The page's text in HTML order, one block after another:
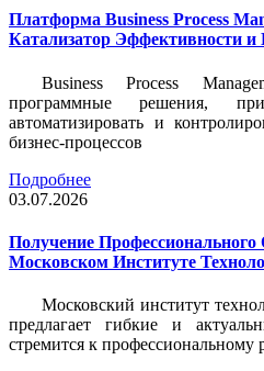
Платформа Business Process
Катализатор Эффективности
Business Process
программные решения,
автоматизировать и
бизнес-процессов
Подробнее
03.07.2026
Получение
Московском Институте
Московский институт
предлагает гибкие и
стремится к профессиональному